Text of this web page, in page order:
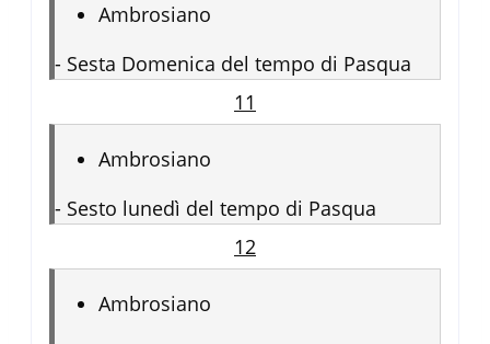
Ambrosiano
- Sesta Domenica del tempo di Pasqua
11
Ambrosiano
- Sesto lunedì del tempo di Pasqua
12
Ambrosiano